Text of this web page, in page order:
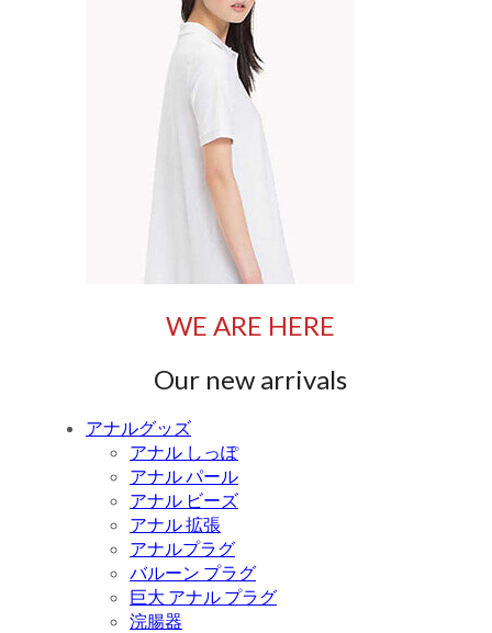
WE ARE HERE
Our new arrivals
アナルグッズ
アナル しっぽ
アナル パール
アナル ビーズ
アナル 拡張
アナルプラグ
バルーン プラグ
巨大 アナル プラグ
浣腸器